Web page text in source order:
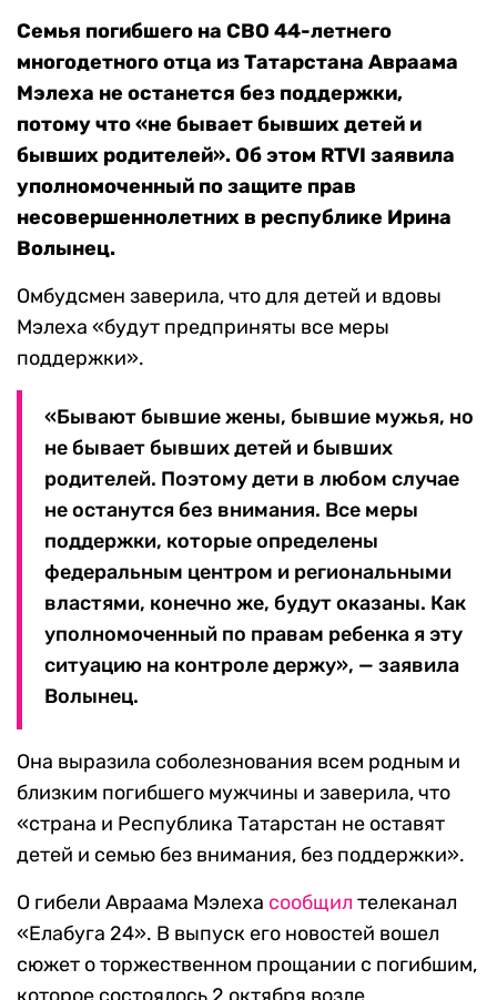
Семья погибшего на СВО 44-летнего
многодетного отца из Татарстана Авраама
Мэлеха не останется без поддержки,
потому что «не бывает бывших детей и
бывших родителей». Об этом RTVI заявила
уполномоченный по защите прав
несовершеннолетних в республике Ирина
Волынец.
Омбудсмен заверила, что для детей и вдовы
Мэлеха «будут предприняты все меры
поддержки».
«Бывают бывшие жены, бывшие мужья, но
не бывает бывших детей и бывших
родителей. Поэтому дети в любом случае
не останутся без внимания. Все меры
поддержки, которые определены
федеральным центром и региональными
властями, конечно же, будут оказаны. Как
уполномоченный по правам ребенка я эту
ситуацию на контроле держу», — заявила
Волынец.
Она выразила соболезнования всем родным и
близким погибшего мужчины и заверила, что
«страна и Республика Татарстан не оставят
детей и семью без внимания, без поддержки».
О гибели Авраама Мэлеха сообщил телеканал
«Елабуга 24». В выпуск его новостей вошел
сюжет о торжественном прощании с погибшим,